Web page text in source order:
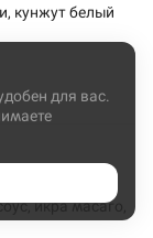
кунжут белый
огурцы,
икра масаго,
для вас.